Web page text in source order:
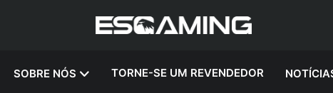
SOBRE NÓS TORNE-SE UM REVENDEDOR